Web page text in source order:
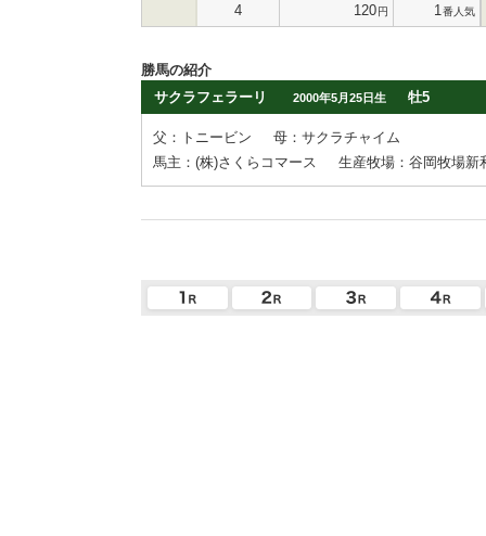
4 120円 1 番人気
勝馬の紹介
サクラフェラーリ
2000年5月25日生 牡5
父：トニービン
母：サクラチャイム
馬主：(株)さくらコマース
生産牧場：谷岡牧場新